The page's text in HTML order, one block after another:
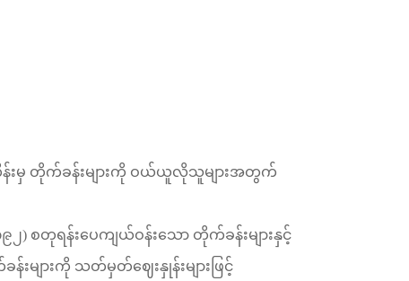
းမှ တိုက်ခန်းများကို ဝယ်ယူလိုသူများအတွက်
၉၂) စတုရန်းပေကျယ်ဝန်းသော တိုက်ခန်းများနှင့်
န်းများကို သတ်မှတ်ဈေးနှုန်းများဖြင့်